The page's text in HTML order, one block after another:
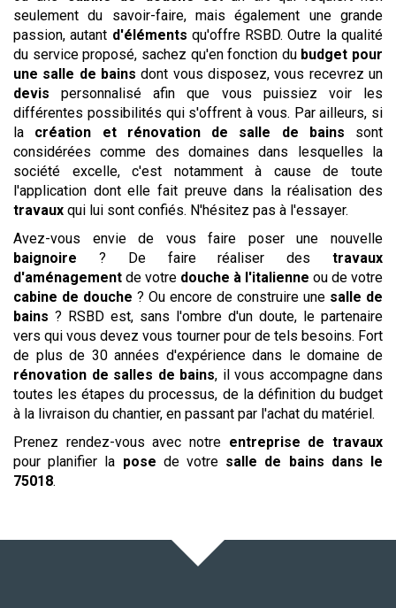
seulement du savoir-faire, mais également une grande
passion, autant d'éléments qu'offre RSBD. Outre la qualité
du service proposé, sachez qu'en fonction du budget pour
une salle de bains dont vous disposez, vous recevrez un
devis personnalisé afin que vous puissiez voir les
différentes possibilités qui s'offrent à vous. Par ailleurs, si
la création et rénovation de salle de bains sont
considérées comme des domaines dans lesquelles la
société excelle, c'est notamment à cause de toute
l'application dont elle fait preuve dans la réalisation des
travaux qui lui sont confiés. N'hésitez pas à l'essayer.
Avez-vous envie de vous faire poser une nouvelle
baignoire ? De faire réaliser des travaux
d'aménagement de votre douche à l'italienne ou de votre
cabine de douche ? Ou encore de construire une salle de
bains ? RSBD est, sans l'ombre d'un doute, le partenaire
vers qui vous devez vous tourner pour de tels besoins. Fort
de plus de 30 années d'expérience dans le domaine de
rénovation de salles de bains, il vous accompagne dans
toutes les étapes du processus, de la définition du budget
à la livraison du chantier, en passant par l'achat du matériel.
Prenez rendez-vous avec notre entreprise de travaux
pour planifier la pose de votre salle de bains dans le
75018.